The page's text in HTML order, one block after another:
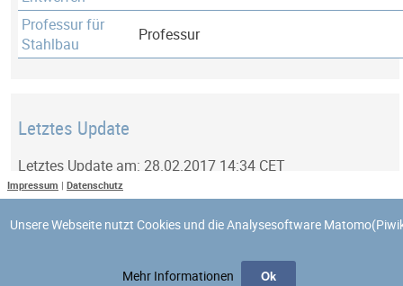
Professur für
Stahlbau
Professur
Letztes Update
Letztes Update am: 28.02.2017 14:34 CET
Impressum | Datenschutz
Unsere Webseite nutzt Cookies und die Analysesoftware
Mehr Informationen Ok